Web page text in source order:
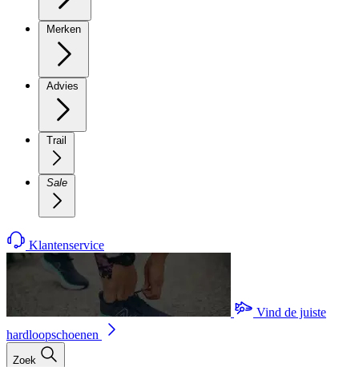
Merken
Advies
Trail
Sale
Klantenservice
Vind de juiste
hardloopschoenen
Zoek